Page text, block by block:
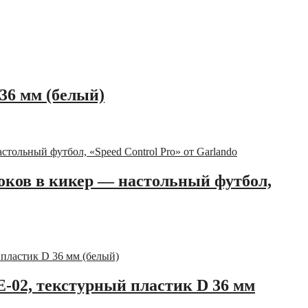
мм (белый)
в кикер — настольный футбол,
02, текстурный пластик D 36 мм